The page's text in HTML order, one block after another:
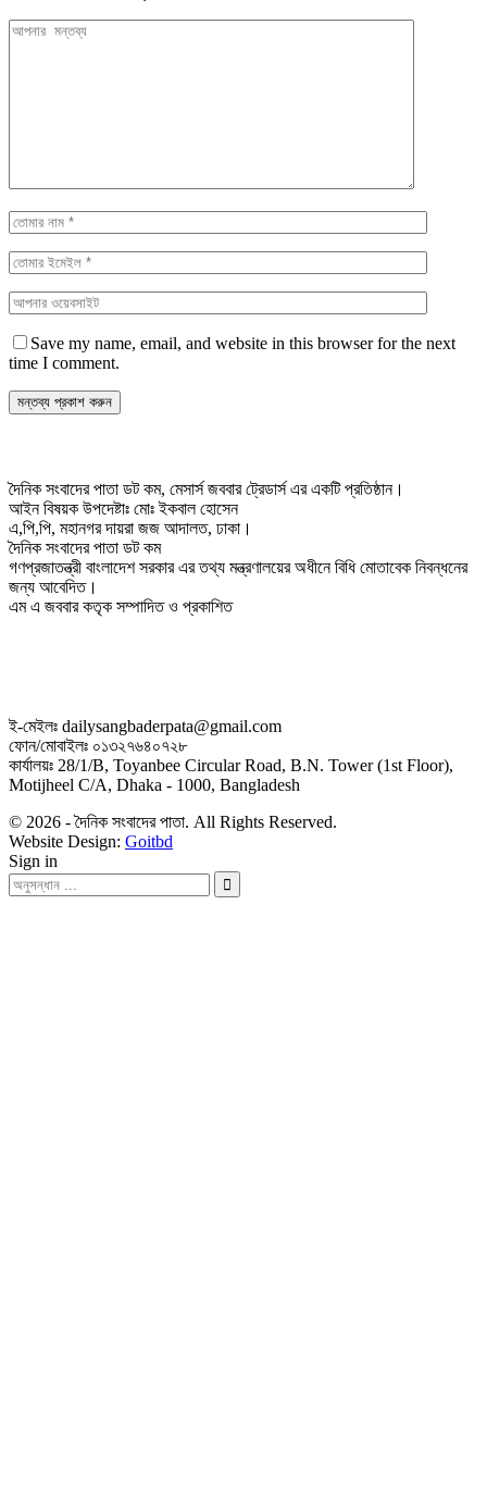
Save my name, email, and website in this browser for the next
time I comment.
দৈনিক সংবাদের পাতা ডট কম, মেসার্স জববার ট্রেডার্স এর একটি প্রতিষ্ঠান।
আইন বিষয়ক উপদেষ্টাঃ মোঃ ইকবাল হোসেন
এ,পি,পি, মহানগর দায়রা জজ আদালত, ঢাকা।
দৈনিক সংবাদের পাতা ডট কম
গণপ্রজাতন্ত্রী বাংলাদেশ সরকার এর তথ্য মন্ত্রণালয়ের অধীনে বিধি মোতাবেক নিবন্ধনের
জন্য আবেদিত।
এম এ জববার কতৃক সম্পাদিত ও প্রকাশিত
ই-মেইলঃ dailysangbaderpata@gmail.com
ফোন/মোবাইলঃ ০১৩২৭৬৪০৭২৮
কার্যালয়ঃ 28/1/B, Toyanbee Circular Road, B.N. Tower (1st Floor),
Motijheel C/A, Dhaka - 1000, Bangladesh
© 2026 - দৈনিক সংবাদের পাতা. All Rights Reserved.
Website Design: Goitbd
Sign in